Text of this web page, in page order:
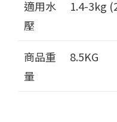
適用水
壓
1.4-3kg
商品重
量
8.5KG